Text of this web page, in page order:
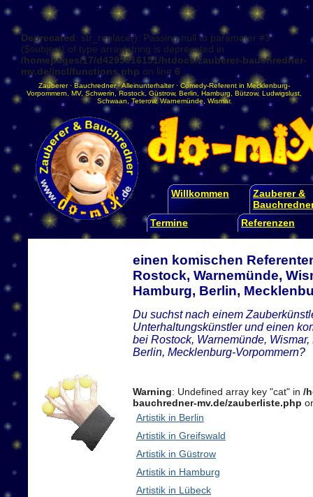
Deprecated: str_replace(): Passing null to parameter #3
($subject) of type array|string is deprecated in
/homepages/17/d4295016151/htdocs/zauberer-bauchredner-
mv.de/incl/functions.php on line 6
Zauberer·Bauchredner·Alleinunterhalter· Comedy-Referent in Mecklenburg-
Vorpommern
MV, Schwerin Rostock Güstrow, Berlin Hamburg Bützow, Ludwigslust
Schwaan ,Teterow,Warnemünde Wismar.
Willkommen
Zauberer &
Termine
Referenzen
einen komischen
Rostock, Warnemünde,
Hamburg, Berlin,
Du suchst nach einem
Unterhaltungskünstler und einen
bei Rostock, Warnemünde,
Berlin, Mecklenburg-Vorpommern?
Warning: Undefined array key "cat" in /
bauchredner-mv.de/zauberliste.php
Artistik in Berlin
Artistik in Greifswald
Artistik in Güstrow
Artistik in Hamburg
Artistik in Lübeck